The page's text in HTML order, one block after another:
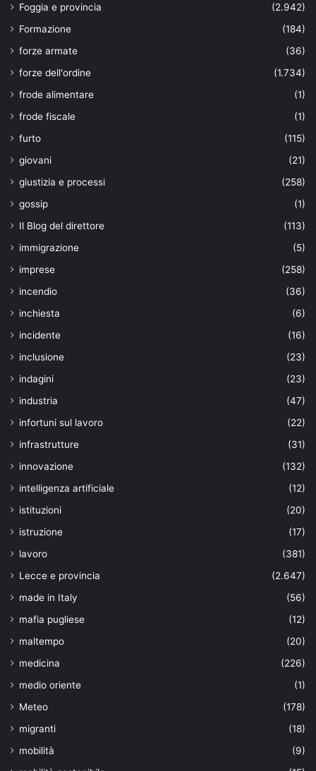
Foggia e provincia
(2.942)
Formazione
(184)
forze armate
(36)
forze dell'ordine
(1.734)
frode alimentare
(1)
frode fiscale
(1)
furto
(115)
giovani
(21)
giustizia e processi
(258)
gossip
(1)
Il Blog del direttore
(113)
immigrazione
(5)
imprese
(258)
incendio
(36)
inchiesta
(6)
incidente
(16)
inclusione
(23)
indagini
(23)
industria
(47)
infortuni sul lavoro
(22)
infrastrutture
(31)
innovazione
(132)
intelligenza artificiale
(12)
istituzioni
(20)
istruzione
(17)
lavoro
(381)
Lecce e provincia
(2.647)
made in Italy
(56)
mafia pugliese
(12)
maltempo
(20)
medicina
(226)
medio oriente
(1)
Meteo
(178)
migranti
(18)
mobilità
(9)